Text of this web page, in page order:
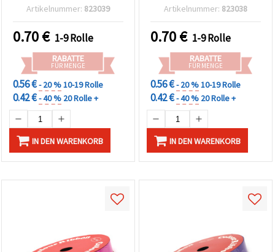
Artikelnummer: 823039
0.70€ 1-9 Rolle
RABATTE
FÜR MENGE
0.56 €- 20 %10-19 Rolle
0.42 €- 40 % 20 Rolle +
IN DEN WARENKORB
Artikelnummer: 823038
0.70€ 1-9 Rolle
RABATTE
FÜR MENGE
0.56 €- 20 %10-19 Rolle
0.42 €- 40 % 20 Rolle +
IN DEN WARENKORB